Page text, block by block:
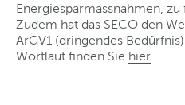
Energiesparmassnahmen,
Zudem hat das SECO den
ArGV1 (dringendes
Wortlaut finden Sie hier